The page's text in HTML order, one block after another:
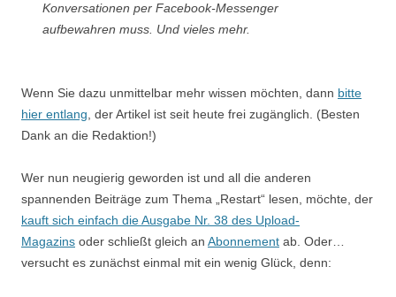
Konversationen per Facebook-Messenger
aufbewahren muss. Und vieles mehr.
Wenn Sie dazu unmittelbar mehr wissen möchten, dann bitte
hier entlang , der Artikel ist seit heute frei zugänglich. (Besten
Dank an die Redaktion!)
Wer nun neugierig geworden ist und all die anderen
spannenden Beiträge zum Thema „Restart“ lesen, möchte, der
kauft sich einfach die Ausgabe Nr. 38 des Upload-
Magazins oder schließt gleich an Abonnement ab. Oder…
versucht es zunächst einmal mit ein wenig Glück, denn: